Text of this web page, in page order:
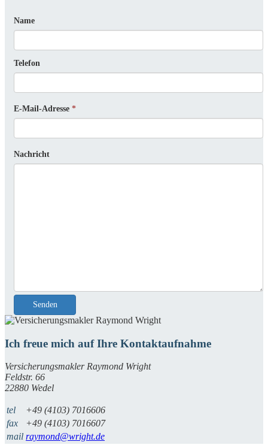
Name
Telefon
E-Mail-Adresse *
Nachricht
Senden
Ich freue mich auf Ihre Kontaktaufnahme
Versicherungsmakler Raymond Wright
Feldstr. 66
22880 Wedel
tel
+49 (4103) 7016606
fax
+49 (4103) 7016607
mail raymond@wright.de